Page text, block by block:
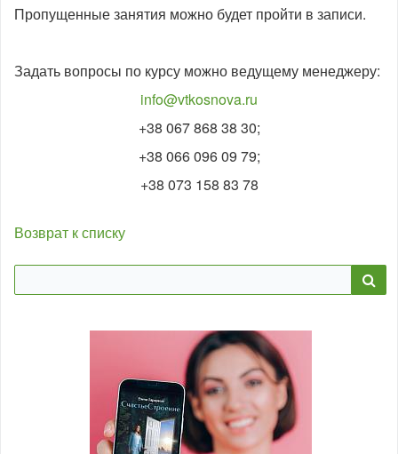
Пропущенные занятия можно будет пройти в записи.
Задать вопросы по курсу можно ведущему менеджеру:
info@vtkosnova.ru
+38 067 868 38 30;
+38 066 096 09 79;
+38 073 158 83 78
Возврат к списку